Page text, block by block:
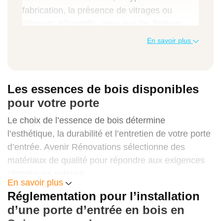
fabrication, la présence de vitrages ou
Avenir Rénovations vous propose un tarif
Type de prestation
Prix total moyen (CHF)
1 000 à 1 500
En savoir plus
Les essences de bois disponibles
pour votre porte
Le choix de l’essence de bois détermine
l’esthétique, la durabilité et l’entretien de votre porte
d’entrée. Avenir Rénovations sélectionne des
matériaux de qualité pour répondre aux exigences
Le chêne
Le chêne est reconnu pour sa robustesse et sa
En savoir plus
Réglementation pour l’installation
d’une porte d’entrée en bois en